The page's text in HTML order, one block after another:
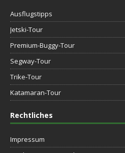
Ausflugstipps
Jetski-Tour
Premium-Buggy-Tour
Segway-Tour
Trike-Tour
Katamaran-Tour
Rechtliches
Impressum